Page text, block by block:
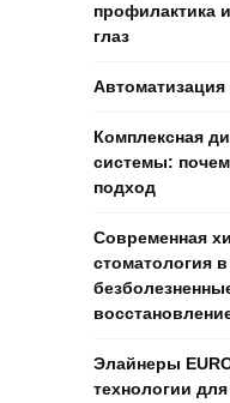
профилактика
глаз
Комплексная
системы:
подход
Современная
стоматология
Элайнеры
технологии